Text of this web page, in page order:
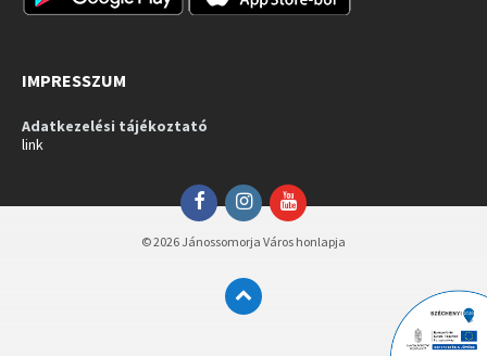
IMPRESSZUM
Adatkezelési tájékoztató
link
FacebookInstagramYouTube
© 2026 Jánossomorja Város honlapja